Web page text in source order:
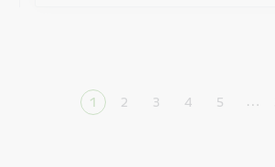
Pašreizējā lapa
1 Lapa
2 Lapa
3 Lapa
4 Lapa
5 …